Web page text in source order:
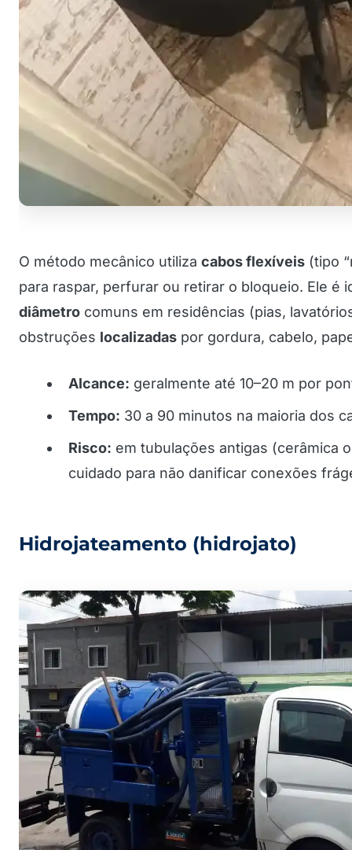
O método mecânico utiliza cabos flexíveis (tipo
para raspar, perfurar ou retirar o bloqueio. Ele é
diâmetro comuns em residências (pias,
obstruções localizadas por gordura, cabelo,
Alcance: geralmente até 10–20 m por
Tempo: 30 a 90 minutos na maioria dos
Risco: em tubulações antigas (cerâmica
cuidado para não danificar conexões
Hidrojateamento (hidrojato)